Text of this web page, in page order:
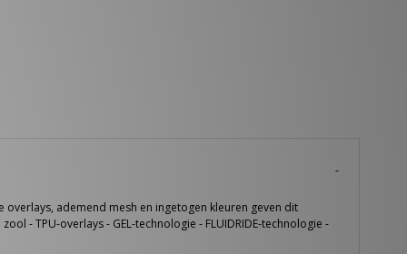
overlays, ademend mesh en ingetogen kleuren geven dit
- TPU-overlays - GEL-technologie - FLUIDRIDE-technologie -